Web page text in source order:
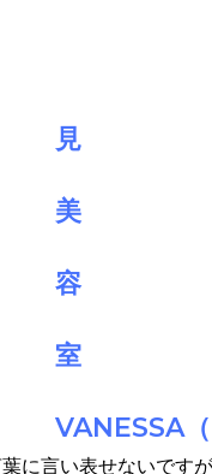
に言い表せないです